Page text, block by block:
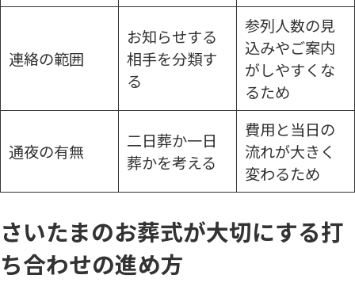
連絡の範囲
お知らせする
相手を分類す
る
参列人数の見
込みやご案内
がしやすくな
るため
通夜の有無
二日葬か一日
葬かを考える
費用と当日の
流れが大きく
変わるため
さいたまのお葬式が大切にする打
ち合わせの進め方